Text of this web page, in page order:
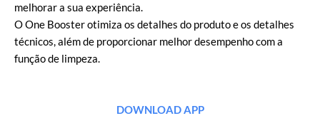
melhorar a sua experiência.
O One Booster otimiza os detalhes do produto e os detalhes
técnicos, além de proporcionar melhor desempenho com a
função de limpeza.
DOWNLOAD APP